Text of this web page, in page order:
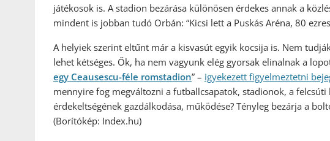
játékosok is. A stadion bezárása különösen érdekes annak a
mindent is jobban tudó Orbán: “Kicsi lett a Puskás Aréna, 80
A helyiek szerint eltűnt már a kisvasút egyik kocsija is. Nem
lehet kétséges. Ők, ha nem vagyunk elég gyorsak elinalnak a
egy Ceausescu-féle romstadion” – igyekezett figyelmeztetni
mennyire fog megváltozni a futballcsapatok, stadionok, a felcsúti
érdekeltségének gazdálkodása, működése? Tényleg bezárja a
(Borítókép: Index.hu)